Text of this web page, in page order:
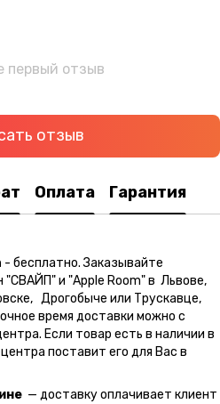
первый отзыв
отзыв
Оплата Гарантия
- бесплатно. Заказывайте
"СВАЙП" и "Apple Room" в Львове,
Дрогобыче или Трускавце,
время доставки можно с
Если товар есть в наличии в
поставит его для Вас в
— доставку оплачивает клиент